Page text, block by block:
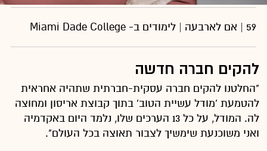
59 | אם לארבעה | לימודים ב- Miami Dade College
להקים חברה חדשה
"החלטנו להקים חברה עסקית-חברתית שתהיה אחראית
להטמעת 'מודל עשיית הטוב' בתוך קבוצת אריסון ומחוצה
לה. המודל, על כל 13 הערכים שלו, נלמד היום באקדמיה
ואני משוכנעת שימשיך לצבור תאוצה בכל העולם".